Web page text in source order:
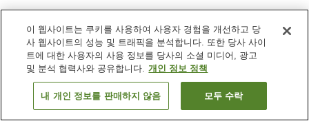
주차장
스파 / 미용실
라운지
자동판매기
객실 보기
이 웹사이트는 쿠키를 사용하여 사용자 경험을 개선하고 당
사 웹사이트의 성능 및 트래픽을 분석합니다. 또한 당사 사이
트에 대한 사용자의 사용 정보를 당사의 소셜 미디어, 광고
및 분석 협력사와 공유합니다. 개인 정보 정책
내 개인 정보를 판매하지 않음 모두 수락